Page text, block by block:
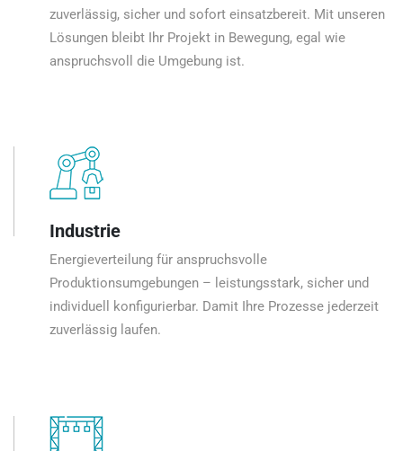
zuverlässig, sicher und sofort einsatzbereit. Mit unseren
Lösungen bleibt Ihr Projekt in Bewegung, egal wie
anspruchsvoll die Umgebung ist.
Industrie
Energieverteilung für anspruchsvolle
Produktionsumgebungen – leistungsstark, sicher und
individuell konfigurierbar. Damit Ihre Prozesse jederzeit
zuverlässig laufen.